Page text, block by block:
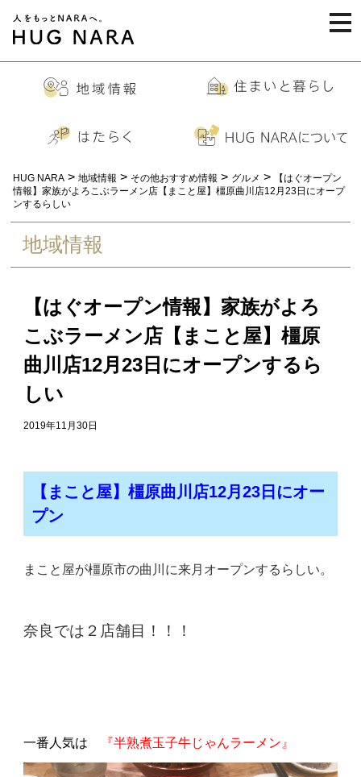
HUG NARA > 地域情報 > その他おすすめ情報 > グルメ >
【はぐオープン
情報】家族がよろこぶラーメン店【まこと屋】橿原曲川店12月23日にオープ
ンするらしい
地域情報
【はぐオープン情報】家族がよろ
こぶラーメン店【まこと屋】橿原
曲川店12月23日にオープンするら
しい
2019年11月30日
【まこと屋】橿原曲川店12月23日にオー
プン
まこと屋が橿原市の曲川に来月オープンするらしい。
奈良では２店舗目！！！
一番人気は 『半熟煮玉子牛じゃんラーメン』